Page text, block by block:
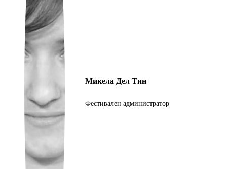
Ukrainian
Микела Дел Тин
Фестивален администратор